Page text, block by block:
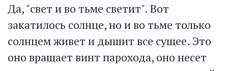
Да, "свет и во тьме светит". Вот
закатилось солнце, но и во тьме только
солнцем живет и дышит все сущее. Это
оно вращает винт парохода, оно несет